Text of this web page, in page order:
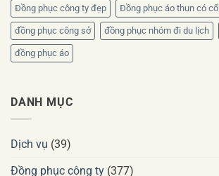
Đồng phục công ty đẹp Đồng phục áo thun có cổ
đồng phục công sở đồng phục nhóm đi du lịch
đồng phục áo
DANH MỤC
Dịch vụ (39)
Đồng phục công ty (377)